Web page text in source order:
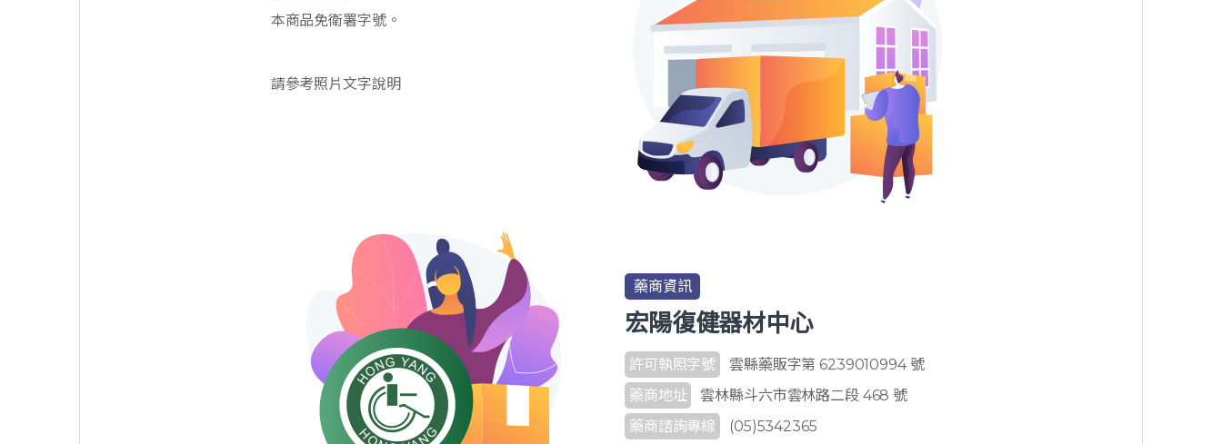
本商品免衛署字號。
請參考照片文字說明
藥商資訊
宏陽復健器材中心
許可執照字號
雲縣藥販字第 6239010994 號
藥商地址
雲林縣斗六市雲林路二段 468 號
藥商諮詢專線
(05)5342365